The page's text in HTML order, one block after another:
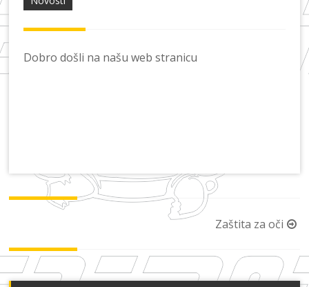
Dobro došli na našu web stranicu
navigation
Zaštita za oči